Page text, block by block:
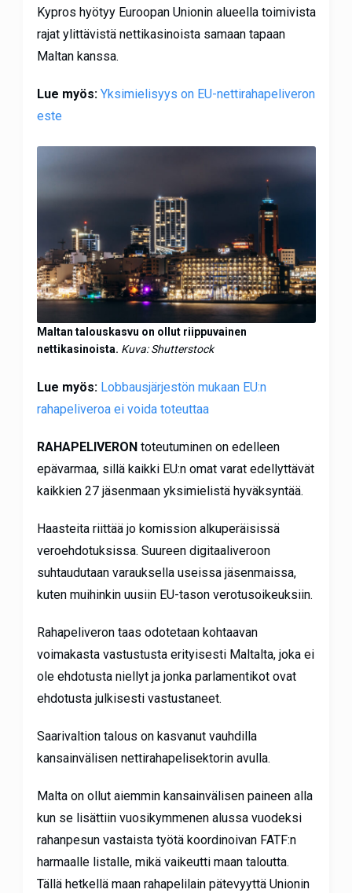
Kypros hyötyy Euroopan Unionin alueella toimivista
rajat ylittävistä nettikasinoista samaan tapaan
Maltan kanssa.
Lue myös: Yksimielisyys on EU-nettirahapeliveron
este
Maltan talouskasvu on ollut riippuvainen
nettikasinoista. Kuva: Shutterstock
Lue myös: Lobbausjärjestön mukaan EU:n
rahapeliveroa ei voida toteuttaa
RAHAPELIVERON toteutuminen on edelleen
epävarmaa, sillä kaikki EU:n omat varat edellyttävät
kaikkien 27 jäsenmaan yksimielistä hyväksyntää.
Haasteita riittää jo komission alkuperäisissä
veroehdotuksissa. Suureen digitaaliveroon
suhtaudutaan varauksella useissa jäsenmaissa,
kuten muihinkin uusiin EU-tason verotusoikeuksiin.
Rahapeliveron taas odotetaan kohtaavan
voimakasta vastustusta erityisesti Maltalta, joka ei
ole ehdotusta niellyt ja jonka parlamentikot ovat
ehdotusta julkisesti vastustaneet.
Saarivaltion talous on kasvanut vauhdilla
kansainvälisen nettirahapelisektorin avulla.
Malta on ollut aiemmin kansainvälisen paineen alla
kun se lisättiin vuosikymmenen alussa vuodeksi
rahanpesun vastaista työtä koordinoivan FATF:n
harmaalle listalle, mikä vaikeutti maan taloutta.
Tällä hetkellä maan rahapelilain pätevyyttä Unionin